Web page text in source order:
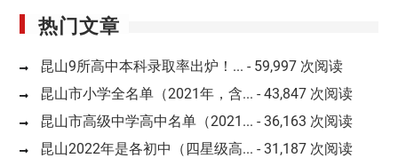
热门文章
昆山9所高中本科录取率出炉！... - 59,997 次阅读
昆山市小学全名单（2021年，含... - 43,847 次阅读
昆山市高级中学高中名单（2021... - 36,163 次阅读
昆山2022年是各初中（四星级高... - 31,187 次阅读